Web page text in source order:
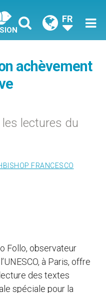
FR
achèvement
lectures du
FRANCESCO
Follo, observateur
à Paris, offre
des textes
spéciale pour la